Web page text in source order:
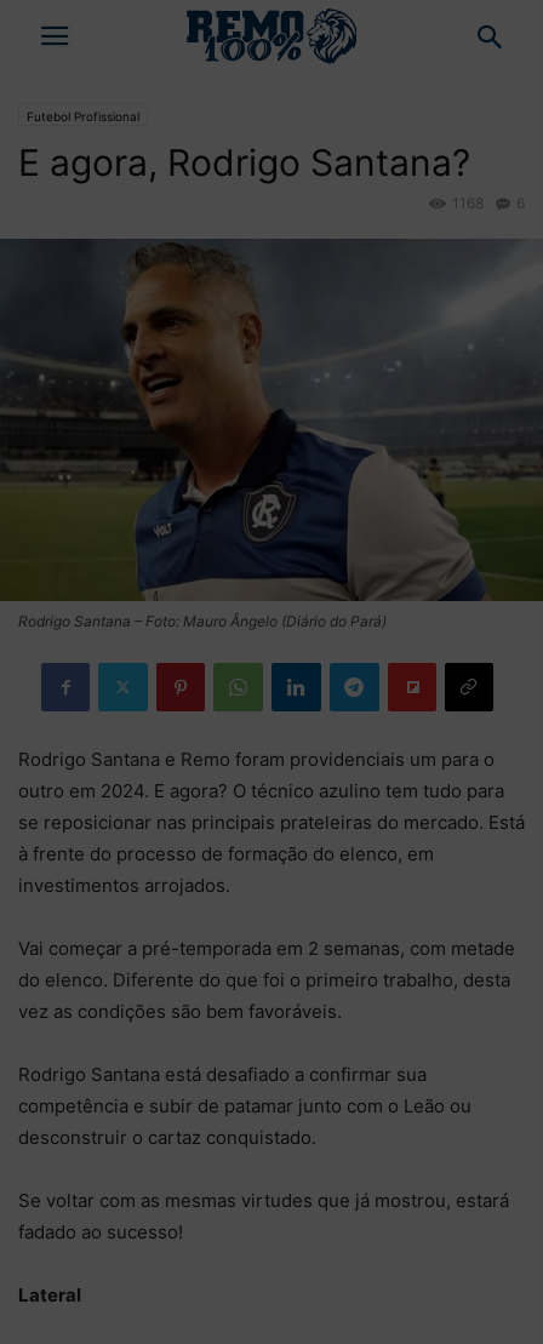
Futebol Profissional
E agora, Rodrigo Santana?
6
1168
Rodrigo Santana – Foto: Mauro Ângelo (Diário do Pará)
Rodrigo Santana e Remo foram providenciais um para o
outro em 2024. E agora? O técnico azulino tem tudo para
se reposicionar nas principais prateleiras do mercado. Está
à frente do processo de formação do elenco, em
investimentos arrojados.
Vai começar a pré-temporada em 2 semanas, com metade
do elenco. Diferente do que foi o primeiro trabalho, desta
vez as condições são bem favoráveis.
Rodrigo Santana está desafiado a confirmar sua
competência e subir de patamar junto com o Leão ou
desconstruir o cartaz conquistado.
Se voltar com as mesmas virtudes que já mostrou, estará
fadado ao sucesso!
Lateral